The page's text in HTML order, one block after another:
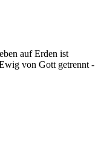
auf Erden ist
von Gott getrennt -